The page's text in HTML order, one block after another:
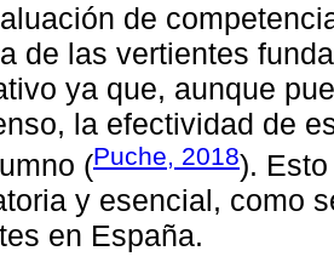
de
de las vertientes
ya que, aunque
la efectividad de
(Puche, 2018).
y esencial, como
en España.